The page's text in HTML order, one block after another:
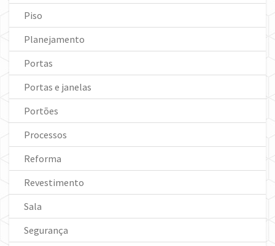
Piso
Planejamento
Portas
Portas e janelas
Portões
Processos
Reforma
Revestimento
Sala
Segurança